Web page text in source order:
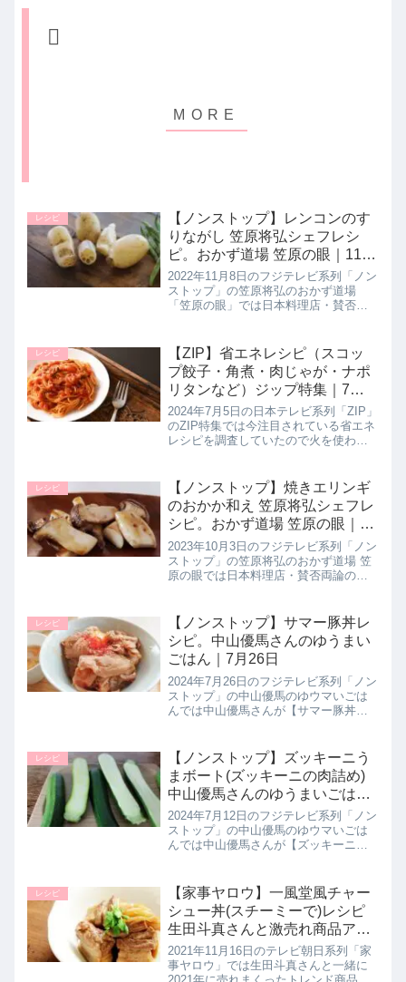
レシピ
【ノンストップ】レンコンのす
りながし 笠原将弘シェフレシ
ピ。おかず道場 笠原の眼｜11月
8日
2022年11月8日のフジテレビ系列「ノン
ストップ」の笠原将弘のおかず道場
「笠原の眼」では日本料理店・賛否両
詳しく紹介します。>>ノンストップ記
事一覧はこちら▼同日に紹介さ...
レシピ
【ZIP】省エネレシピ（スコッ
プ餃子・角煮・肉じゃが・ナポ
リタンなど）ジップ特集｜7月5
日
2024年7月5日の日本テレビ系列「ZIP」
のZIP特集では今注目されている省エネ
レシピを調査していたので火を使わず
ン、たった１０分でできちゃう豚の角
煮など手間も光熱費も節...
レシピ
【ノンストップ】焼きエリンギ
のおかか和え 笠原将弘シェフレ
シピ。おかず道場 笠原の眼｜10
月3日
2023年10月3日のフジテレビ系列「ノン
ストップ」の笠原将弘のおかず道場 笠
原の眼では日本料理店・賛否両論の笠
のおかか和え】の作り方を教えてくれ
たので詳しく紹介します。...
レシピ
【ノンストップ】サマー豚丼レ
シピ。中山優馬さんのゆうまい
ごはん｜7月26日
2024年7月26日のフジテレビ系列「ノン
ストップ」の中山優馬のゆウマいごは
んでは中山優馬さんが【サマー豚丼】
はこちらまとめ♪最後までご覧いただき
ありがとうございました。...
レシピ
【ノンストップ】ズッキーニう
まボート(ズッキーニの肉詰め)
中山優馬さんのゆうまいごはん
｜7月12日
2024年7月12日のフジテレビ系列「ノン
ストップ」の中山優馬のゆウマいごは
んでは中山優馬さんが【ズッキーニう
ーニを丸ごと使った旨味を詰め込んだ
肉詰めです。>>中山優馬さん...
レシピ
【家事ヤロウ】一風堂風チャー
シュー丼(スチーミーで)レシピ
生田斗真さんと激売れ商品アレ
ンジ飯レシピ｜11月16日
2021年11月16日のテレビ朝日系列「家
事ヤロウ」では生田斗真さんと一緒に